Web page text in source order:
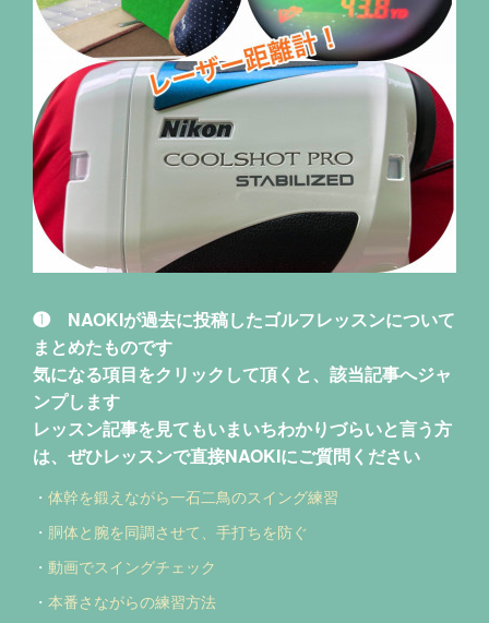
❶ NAOKIが過去に投稿したゴルフレッスンについて
まとめたものです
気になる項目をクリックして頂くと、該当記事へジャ
ンプします
レッスン記事を見てもいまいちわかりづらいと言う方
は、ぜひレッスンで直接NAOKIにご質問ください
・ 体幹を鍛えながら一石二鳥のスイング練習
・ 胴体と腕を同調させて、手打ちを防ぐ
・ 動画でスイングチェック
・ 本番さながらの練習方法